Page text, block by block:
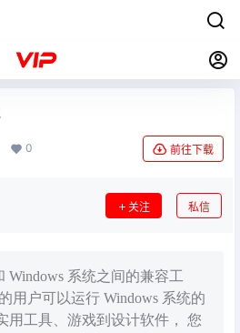
0 前往下载
关注 私信
Windows 系统之间的兼容工
用户可以运行 Windows 系统的
用工具、游戏到设计软件， 您